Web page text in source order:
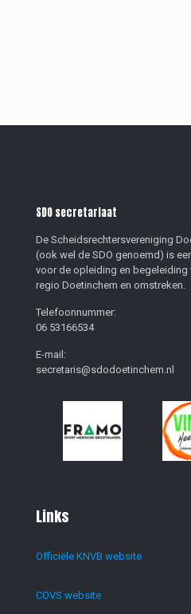
SDO secretariaat
De Scheidsrechtersvereniging
(ook wel de SDO genoemd) is
voor de opleiding en begeleiding
regio Doetinchem en omstreken.
Telefoonnummer:
06 53166534
E-mail:
secretaris@sdodoetinchem.nl
Links
Officiële KNVB website
COVS website